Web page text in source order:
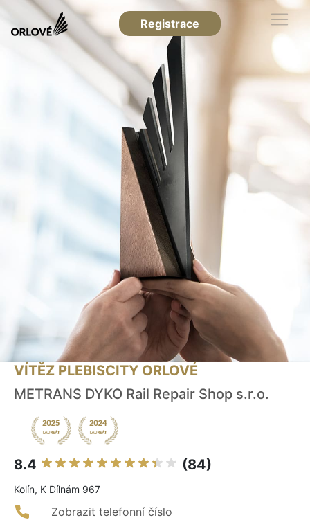
Registrace
VÍTĚZ PLEBISCITY ORLOVÉ
METRANS DYKO Rail Repair Shop s.r.o.
8.4 (84)
Kolín, K Dílnám 967
Zobrazit telefonní číslo